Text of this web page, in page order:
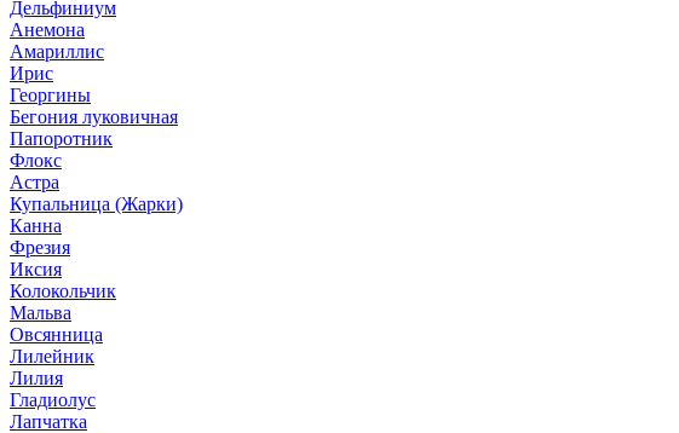
Дельфиниум
Анемона
Амариллис
Ирис
Георгины
Бегония луковичная
Папоротник
Флокс
Астра
Купальница (Жарки)
Канна
Фрезия
Иксия
Колокольчик
Мальва
Овсянница
Лилейник
Лилия
Гладиолус
Лапчатка